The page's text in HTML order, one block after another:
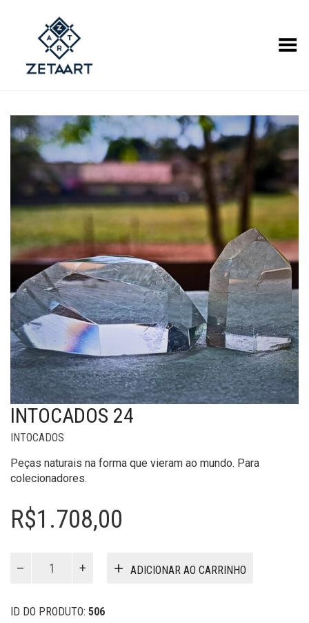
Alternar Menu
+
INTOCADOS 24
INTOCADOS
Peças naturais na forma que vieram ao mundo. Para
colecionadores.
R$1.708,00
ADICIONAR AO CARRINHO
ID DO PRODUTO: 506